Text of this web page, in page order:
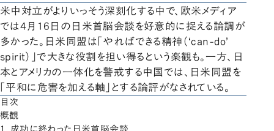
米中対立がよりいっそう深刻化する中で、欧米メディア
では4月16日の日米首脳会談を好意的に捉える論調が
多かった。日米同盟は「やればできる精神（‘can-do’
spirit）」で大きな役割を担い得るという楽観も。一方、日
本とアメリカの一体化を警戒する中国では、日米同盟を
「平和に危害を加える軸」とする論評がなされている。
目次
概観
1．成功に終わった日米首脳会談